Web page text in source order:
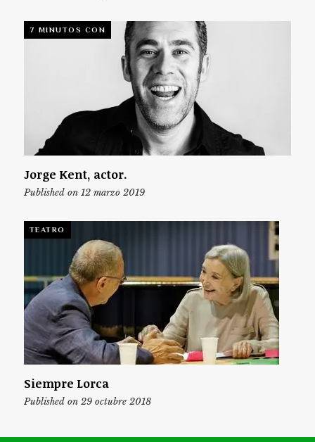
7 MINUTOS CON
Jorge Kent, actor.
Published on 12 marzo 2019
TEATRO
Siempre Lorca
Published on 29 octubre 2018